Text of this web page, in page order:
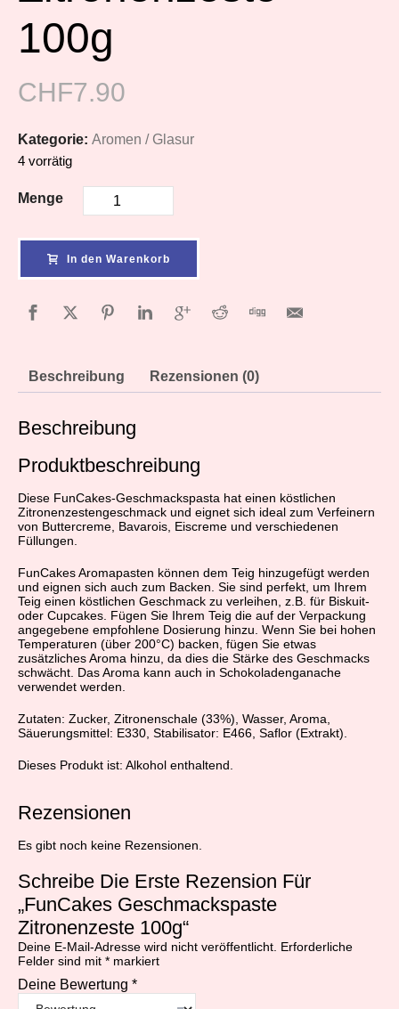
100g
CHF7.90
Kategorie: Aromen / Glasur
4 vorrätig
Menge
In den Warenkorb
Beschreibung Rezensionen (0)
Beschreibung
Produktbeschreibung
Diese FunCakes-Geschmackspasta hat einen köstlichen
Zitronenzestengeschmack und eignet sich ideal zum Verfeinern
von Buttercreme, Bavarois, Eiscreme und verschiedenen
Füllungen.
FunCakes Aromapasten können dem Teig hinzugefügt werden
und eignen sich auch zum Backen. Sie sind perfekt, um Ihrem
Teig einen köstlichen Geschmack zu verleihen, z.B. für Biskuit-
oder Cupcakes. Fügen Sie Ihrem Teig die auf der Verpackung
angegebene empfohlene Dosierung hinzu. Wenn Sie bei hohen
Temperaturen (über 200°C) backen, fügen Sie etwas
zusätzliches Aroma hinzu, da dies die Stärke des Geschmacks
schwächt. Das Aroma kann auch in Schokoladenganache
verwendet werden.
Zutaten: Zucker, Zitronenschale (33%), Wasser, Aroma,
Säuerungsmittel: E330, Stabilisator: E466, Saflor (Extrakt).
Dieses Produkt ist: Alkohol enthaltend.
Rezensionen
Es gibt noch keine Rezensionen.
Schreibe Die Erste Rezension Für
„FunCakes Geschmackspaste
Zitronenzeste 100g“
Deine E-Mail-Adresse wird nicht veröffentlicht. Erforderliche
Felder sind mit * markiert
Deine Bewertung *